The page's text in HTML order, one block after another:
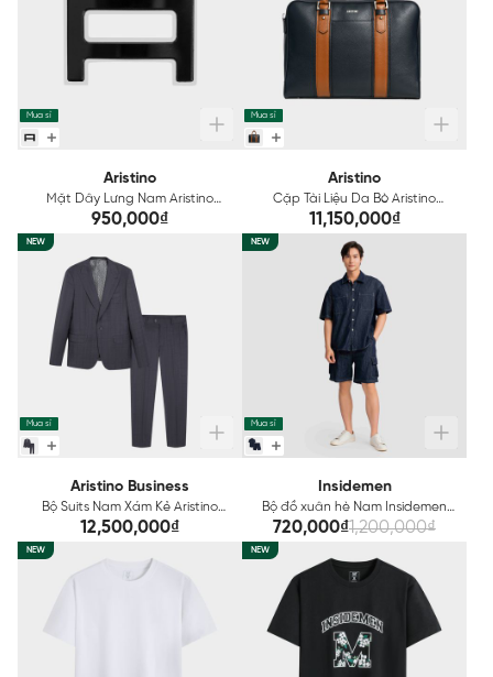
Mua sỉ
Aristino
Mặt Dây Lưng Nam Aristino
ABK0300Z
950,000₫
Mua sỉ
Aristino
Cặp Tài Liệu Da Bò Aristino
ABC0110Z
11,150,000₫
NEW
Mua sỉ
Aristino Business
Bộ Suits Nam Xám Kẻ Aristino
Business Premio 1SU0050S0
12,500,000₫
NEW
Mua sỉ
Insidemen
Bộ đồ xuân hè Nam Insidemen
dáng Relax IST005AZ
720,000₫1,200,000₫
NEW NEW